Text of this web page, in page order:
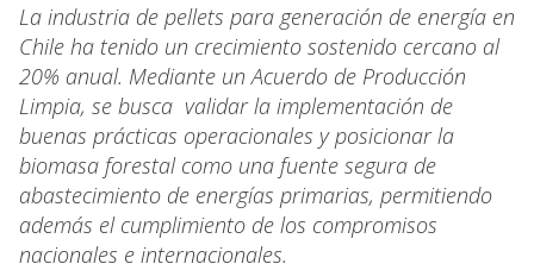
La industria de pellets para generación de energía en
Chile ha tenido un crecimiento sostenido cercano al
20% anual. Mediante un Acuerdo de Producción
Limpia, se busca validar la implementación de
buenas prácticas operacionales y posicionar la
biomasa forestal como una fuente segura de
abastecimiento de energías primarias, permitiendo
además el cumplimiento de los compromisos
nacionales e internacionales.